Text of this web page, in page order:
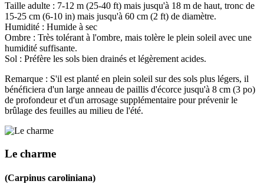
Taille adulte : 7-12 m (25-40 ft) mais jusqu'à 18 m de haut, tronc de
15-25 cm (6-10 in) mais jusqu'à 60 cm (2 ft) de diamètre.
Humidité : Humide à sec
Ombre : Très tolérant à l'ombre, mais tolère le plein soleil avec une
humidité suffisante.
Sol : Préfère les sols bien drainés et légèrement acides.
Remarque : S'il est planté en plein soleil sur des sols plus légers, il
bénéficiera d'un large anneau de paillis d'écorce jusqu'à 8 cm (3 po)
de profondeur et d'un arrosage supplémentaire pour prévenir le
brûlage des feuilles au milieu de l'été.
Le charme
(Carpinus caroliniana)